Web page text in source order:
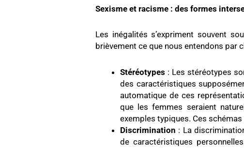
Sexisme et racisme : des formes
Les inégalités s’expriment souvent
brièvement ce que nous entendons par
Stéréotypes : Les stéréotypes
des caractéristiques
automatique de ces
que les femmes seraient
exemples typiques. Ces
Discrimination : La
de caractéristiques